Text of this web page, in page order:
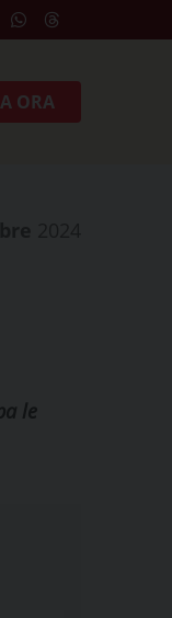
ORA
le